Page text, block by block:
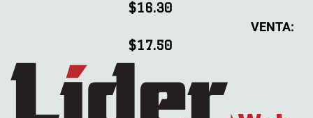
$16.30
VENTA:
$17.50